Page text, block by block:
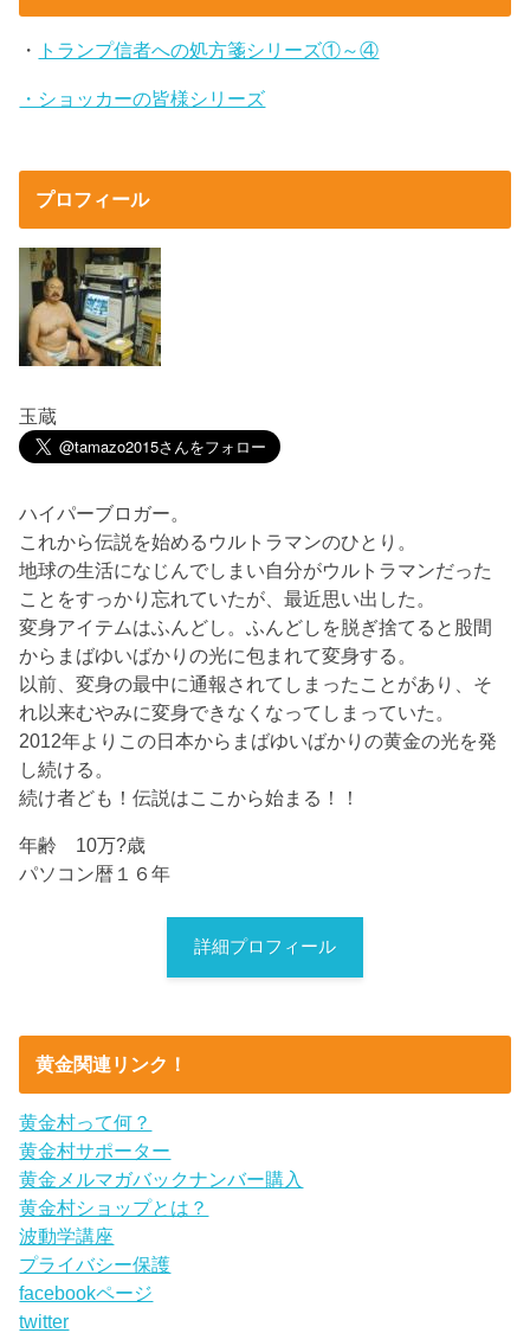
・ トランプ信者への処方箋シリーズ①～④
・ショッカーの皆様シリーズ
プロフィール
玉蔵
ハイパーブロガー。
これから伝説を始めるウルトラマンのひとり。
地球の生活になじんでしまい自分がウルトラマンだった
ことをすっかり忘れていたが、最近思い出した。
変身アイテムはふんどし。ふんどしを脱ぎ捨てると股間
からまばゆいばかりの光に包まれて変身する。
以前、変身の最中に通報されてしまったことがあり、そ
れ以来むやみに変身できなくなってしまっていた。
2012年よりこの日本からまばゆいばかりの黄金の光を発
し続ける。
続け者ども！伝説はここから始まる！！
年齢 10万?歳
パソコン暦１６年
詳細プロフィール
黄金関連リンク！
黄金村って何？
黄金村サポーター
黄金メルマガバックナンバー購入
黄金村ショップとは？
波動学講座
プライバシー保護
facebookページ
twitter